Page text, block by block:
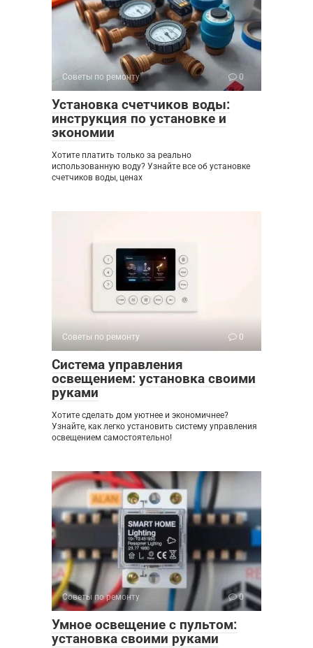
Советы по ремонту 0
Установка счетчиков воды:
инструкция по установке и
экономии
Хотите платить только за реально
использованную воду? Узнайте все об установке
счетчиков воды, ценах
Советы по ремонту 0
Система управления
освещением: установка своими
руками
Хотите сделать дом уютнее и экономичнее?
Узнайте, как легко установить систему управления
освещением самостоятельно!
Советы по ремонту 0
Умное освещение с пультом:
установка своими руками